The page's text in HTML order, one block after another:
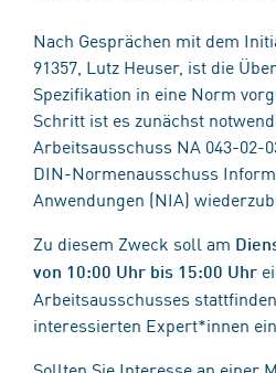
Nach Gesprächen mit dem
91357, Lutz Heuser, ist die
Spezifikation in eine Norm
Schritt ist es zunächst
Arbeitsausschuss NA 043-02-
DIN-Normenausschuss
Anwendungen (NIA)
Zu diesem Zweck soll am
von 10:00 Uhr bis 15:00 Uhr
Arbeitsausschusses
interessierten Expert*innen
Sollten Sie Interesse an einer